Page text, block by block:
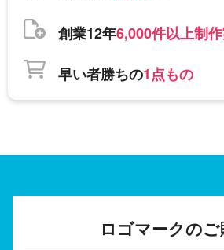
創業12年6,000件以上制
早い者勝ちの1点もの
ロゴマークのご